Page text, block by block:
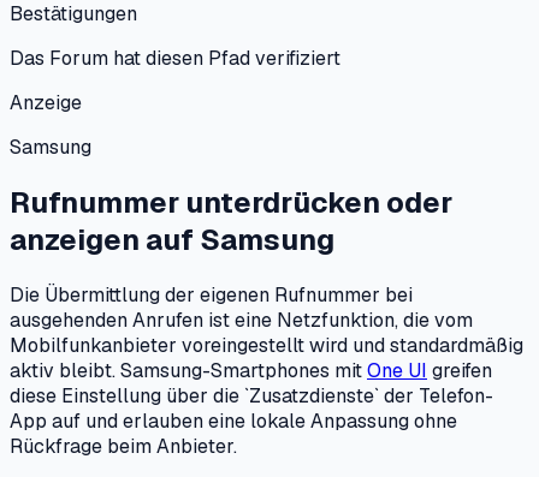
Bestätigungen
Das Forum hat diesen Pfad verifiziert
Anzeige
Samsung
Rufnummer unterdrücken oder
anzeigen auf Samsung
Die Übermittlung der eigenen Rufnummer bei
ausgehenden Anrufen ist eine Netzfunktion, die vom
Mobilfunkanbieter voreingestellt wird und standardmäßig
aktiv bleibt. Samsung-Smartphones mitOne UI greifen
diese Einstellung über die `Zusatzdienste` der Telefon-
App auf und erlauben eine lokale Anpassung ohne
Rückfrage beim Anbieter.